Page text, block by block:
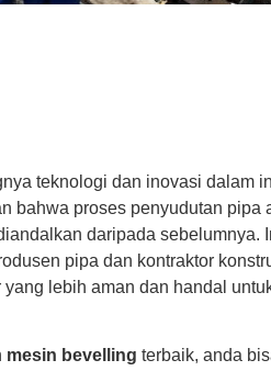
teknologi dan inovasi dalam
bahwa proses penyudutan pipa
daripada sebelumnya.
pipa dan kontraktor
lebih aman dan handal
mesin bevelling terbaik, anda